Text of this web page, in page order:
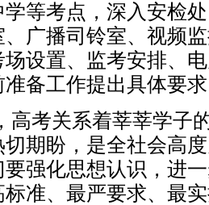
等考点，深入安检
广播司铃室、视频
场设置、监考安排、
备工作提出具体要
高考关系着莘莘学子
期盼，是全社会高
强化思想认识，进
准、最严要求、最